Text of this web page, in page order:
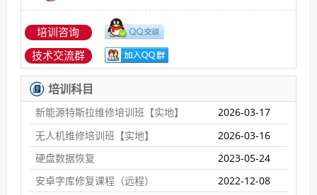
培训咨询
技术交流群
培训科目
新能源特斯拉维修培训班【实地】
2026-03-17
无人机维修培训班【实地】
2026-03-16
硬盘数据恢复
2023-05-24
安卓字库修复课程（远程）
2022-12-08